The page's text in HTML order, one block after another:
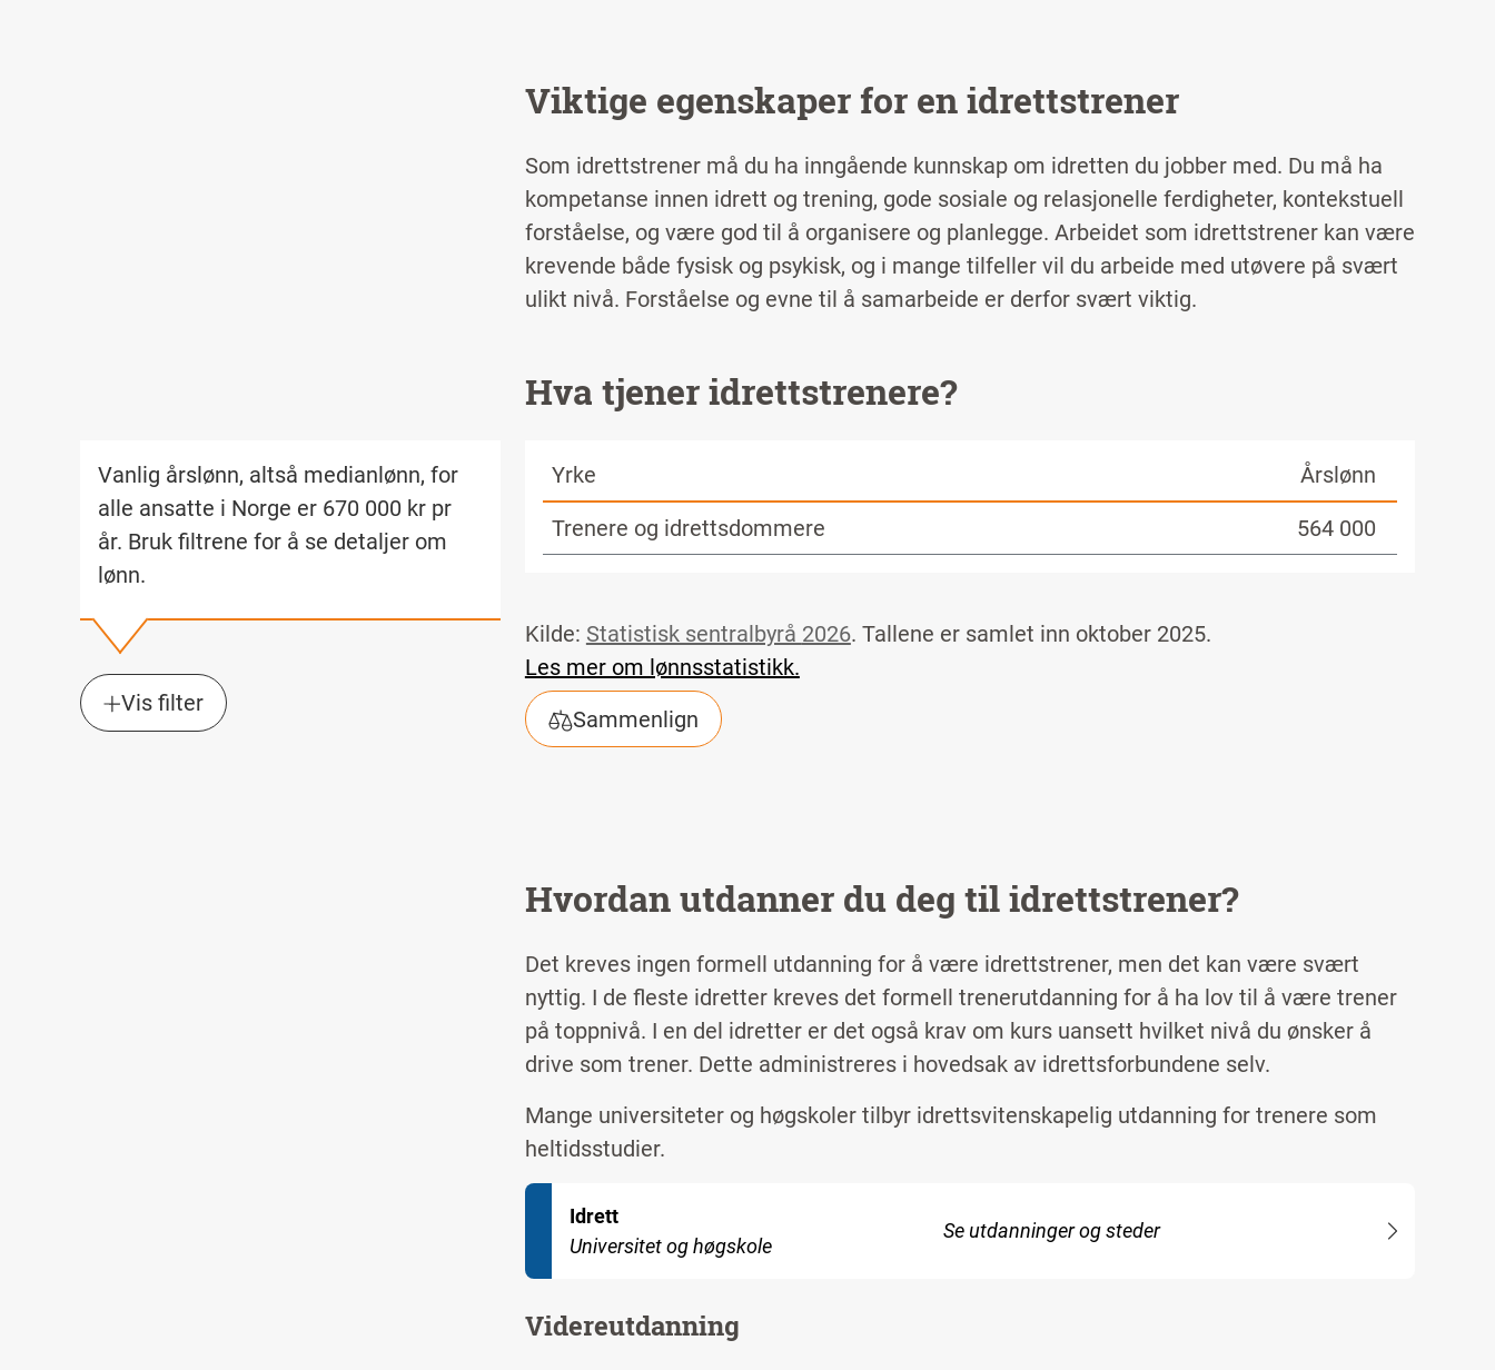
Viktige egenskaper for en idrettstrener
Som idrettstrener må du ha inngående kunnskap om idretten du jobber med. Du må ha
kompetanse innen idrett og trening, gode sosiale og relasjonelle ferdigheter, kontekstuell
forståelse, og være god til å organisere og planlegge. Arbeidet som idrettstrener kan være
krevende både fysisk og psykisk, og i mange tilfeller vil du arbeide med utøvere på svært
ulikt nivå. Forståelse og evne til å samarbeide er derfor svært viktig.
Hva tjener idrettstrenere?
Vanlig årslønn, altså medianlønn, for
alle ansatte i Norge er 670 000 kr pr
år. Bruk filtrene for å se detaljer om
lønn.
Vis filter
Yrke
Årslønn
Trenere og idrettsdommere
564 000
Kilde: Statistisk sentralbyrå 2026. Tallene er samlet inn oktober 2025.
Les mer om lønnsstatistikk.
Sammenlign
Hvordan utdanner du deg til idrettstrener?
Det kreves ingen formell utdanning for å være idrettstrener, men det kan være svært
nyttig. I de fleste idretter kreves det formell trenerutdanning for å ha lov til å være trener
på toppnivå. I en del idretter er det også krav om kurs uansett hvilket nivå du ønsker å
drive som trener. Dette administreres i hovedsak av idrettsforbundene selv.
Mange universiteter og høgskoler tilbyr idrettsvitenskapelig utdanning for trenere som
heltidsstudier.
Idrett
Universitet og høgskole
Se utdanninger og steder
Videreutdanning